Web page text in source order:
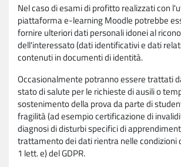
Nel caso di esami di profitto realizzati con
piattaforma e-learning Moodle potrebbe
fornire ulteriori dati personali idonei al
dell'interessato (dati identificativi e dati
contenuti in documenti di identità.
Occasionalmente potranno essere trattati
stato di salute per le richieste di ausili o
sostenimento della prova da parte di
fragilità (ad esempio certificazione di
diagnosi di disturbi specifici di
trattamento dei dati rientra nelle condizioni
1 lett. e) del GDPR.